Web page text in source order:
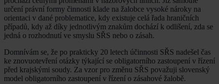
určení právní formy činnosti klade na žalobce vysoké nároky na
orientaci v dané problematice, kdy existuje celá řada hraničních
případů, kdy až díky jednotlivým znakům dochází k odlišení, zda se
jedná o rozhodnutí ve smyslu SŘS nebo o zásah.
Domnívám se, že po prakticky 20 letech účinnosti SŘS nadešel čas
ke znovuotevření otázky týkající se obligatorního zastoupení v řízení
před krajskými soudy. Za vzor pro změnu SŘS považuji slovenský
model obligatorního zastoupení v řízení o zásahové žalobě.